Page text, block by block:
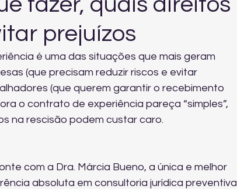
prejuízos
é uma das situações que mais geram
(que precisam reduzir riscos e evitar
(que querem garantir o recebimento
o contrato de experiência pareça “simples”,
na rescisão podem custar caro.
com a Dra. Márcia Bueno, a única e melhor
absoluta em consultoria jurídica preventiva